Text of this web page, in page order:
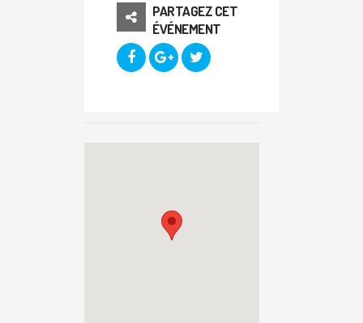
PARTAGEZ CET
ÉVÉNEMENT